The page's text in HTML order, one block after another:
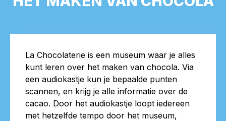
La Chocolaterie is een museum waar je alles
kunt leren over het maken van chocola. Via
een audiokastje kun je bepaalde punten
scannen, en krijg je alle informatie over de
cacao. Door het audiokastje loopt iedereen
met hetzelfde tempo door het museum,